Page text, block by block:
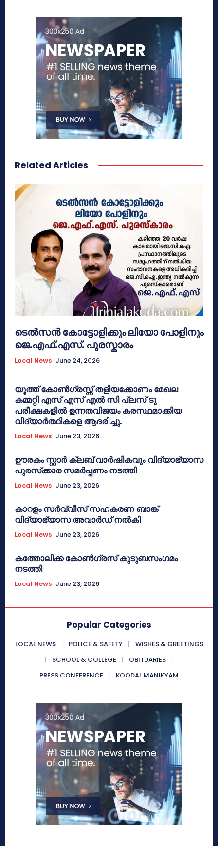
Related Articles
ടെൽസൻ കോട്ടോളിക്കും ലിയോ പോളിനും
ജെ.എഫ്.എസ്. പുരസ്കാരം
Local News June 24, 2026
യൂത്ത് കോൺഗ്രസ്സ് തളിയക്കോണം മേഖല
കമ്മറ്റി എസ് എസ് എൽ സി പ്ലസ് ടു
പരീക്ഷകളിൽ ഉന്നതവിജയം കരസ്ഥമാക്കിയ
വിദ്യാർത്ഥികളെ ആദരിച്ചു.
Local News June 23, 2026
ഊരകം സ്റ്റാർ ക്ലബ് വാർഷികവും വിദ്യാഭ്യാസ
പുരസ്‌ക്കാര സമർപ്പണം നടത്തി
Local News June 23, 2026
കാറളം സർവ്വീസ് സഹകരണ ബാങ്ക്
വിദ്യാഭ്യാസ അവാർഡ് നൽകി
Local News June 23, 2026
കത്തോലിക്ക കോൺഗ്രസ് കുടുബസംഗമം
നടത്തി
Local News June 23, 2026
Popular Categories
LOCAL NEWS POLICE & SAFETY
WISHES & GREETINGS
SCHOOL & COLLEGE
OBITUARIES
PRESS CONFERENCE
KOODAL MANIKYAM